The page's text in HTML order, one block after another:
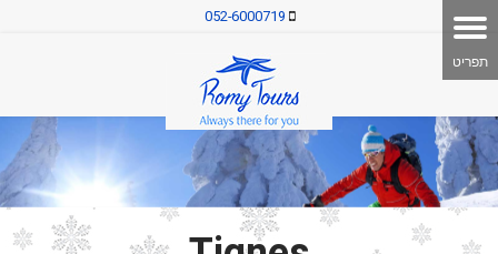
052-6000719